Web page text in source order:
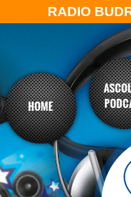
RADIO
HOME